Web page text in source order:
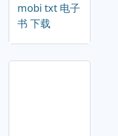
mobi txt 电子
书 下载